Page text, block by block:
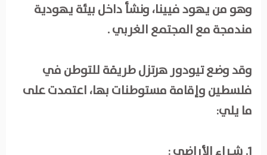
وهو من يهود فيينا، ونشأ داخل بيئة يهودية
مندمجة مع المجتمع الغربي .
وقد وضع تيودور هرتزل طريقة للتوطن في
فلسطين وإقامة مستوطنات بها، اعتمدت على
ما يلي: